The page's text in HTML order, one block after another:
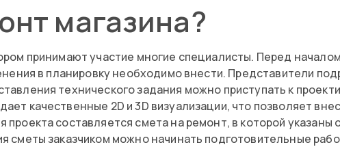
магазина?
принимают участие многие специалисты. Перед
в планировку необходимо внести. Представители
технического задания можно приступать к
качественные 2D и 3D визуализации, что позволяет
составляется смета на ремонт, в которой
сметы заказчиком можно начинать подготовительные